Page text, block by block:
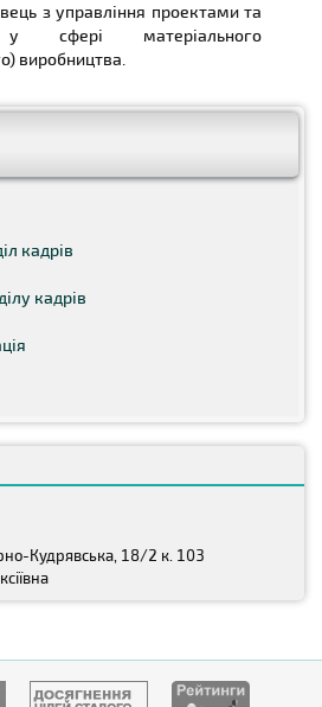
кадрів
кадрів
Кудрявська, 18/2 к. 103
з управління проектами та
сфері матеріального
виробництва.